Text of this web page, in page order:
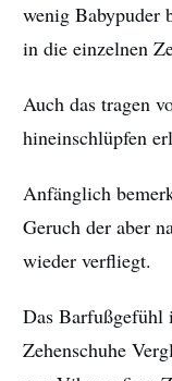
wenig Babypuder
in die einzelnen
Auch das tragen
hineinschlüpfen
Anfänglich
Geruch der aber
wieder verfliegt.
Das Barfußgefühl
Zehenschuhe